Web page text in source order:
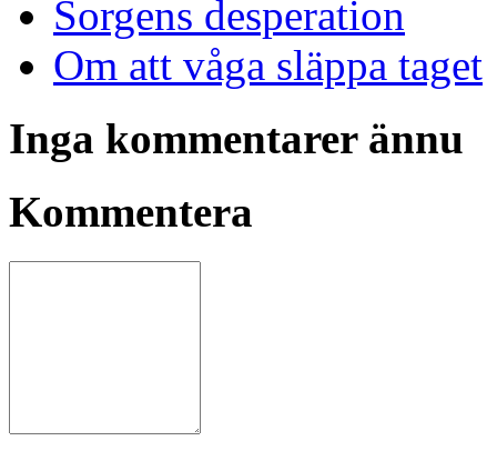
Sorgens desperation
Om att våga släppa taget
Inga kommentarer ännu
Kommentera